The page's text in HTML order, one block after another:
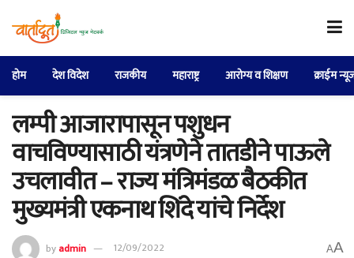
होम देश विदेश राजकीय महाराष्ट्र आरोग्य व शिक्षण क्राईम
लम्पी आजारापासून पशुधन
वाचविण्यासाठी यंत्रणेने तातडीने पाऊले
उचलावीत – राज्य मंत्रिमंडळ बैठकीत
मुख्यमंत्री एकनाथ शिंदे यांचे निर्देश
byadmin 12/09/2022 AA